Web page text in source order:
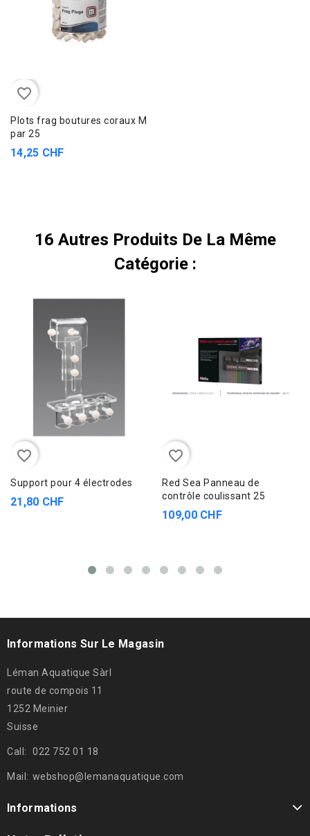
favorite_border
Plots frag boutures coraux M
par 25
14,25 CHF
16 Autres Produits De La Même
Catégorie :
favorite_border
Support pour 4 électrodes
21,80 CHF
favorite_border
Red Sea Panneau de
contrôle coulissant 25
109,00 CHF
Informations Sur Le Magasin
Léman Aquatique Sàrl
route de compois 11
1252 Meinier
Suisse
Call: 022 752 01 18
Mail: webshop@lemanaquatique.com
Informations